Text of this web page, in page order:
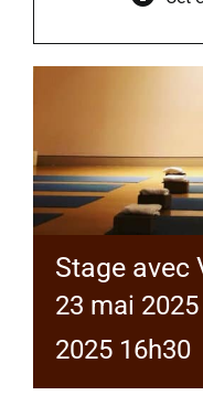
Stage avec
23 mai
2025 16h30